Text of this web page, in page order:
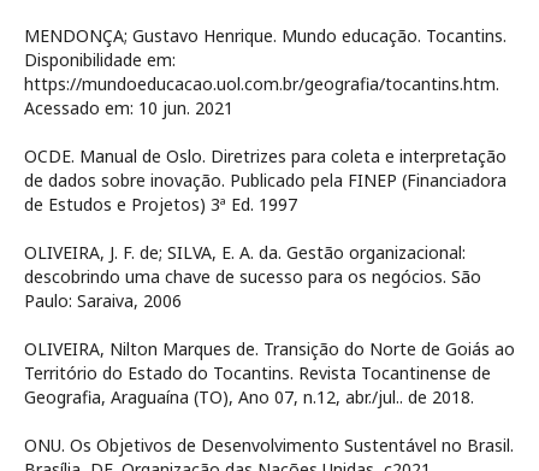
MENDONÇA; Gustavo Henrique. Mundo educação. Tocantins.
Disponibilidade em:
https://mundoeducacao.uol.com.br/geografia/tocantins.htm.
Acessado em: 10 jun. 2021
OCDE. Manual de Oslo. Diretrizes para coleta e interpretação
de dados sobre inovação. Publicado pela FINEP (Financiadora
de Estudos e Projetos) 3ª Ed. 1997
OLIVEIRA, J. F. de; SILVA, E. A. da. Gestão organizacional:
descobrindo uma chave de sucesso para os negócios. São
Paulo: Saraiva, 2006
OLIVEIRA, Nilton Marques de. Transição do Norte de Goiás ao
Território do Estado do Tocantins. Revista Tocantinense de
Geografia, Araguaína (TO), Ano 07, n.12, abr./jul.. de 2018.
ONU. Os Objetivos de Desenvolvimento Sustentável no Brasil.